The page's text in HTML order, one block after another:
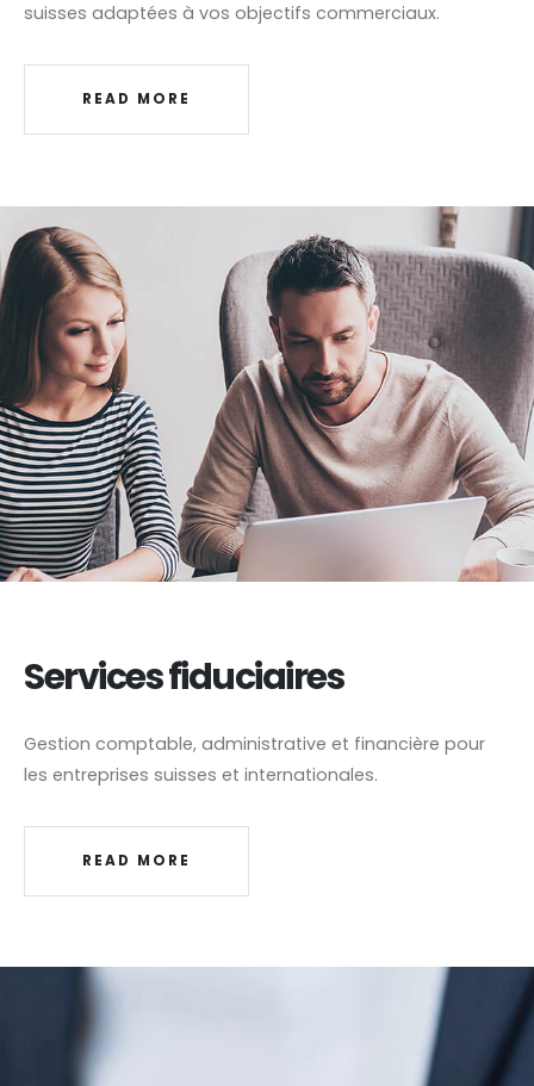
suisses adaptées à vos objectifs commerciaux.
READ MORE
Services fiduciaires
Gestion comptable, administrative et financière pour
les entreprises suisses et internationales.
READ MORE